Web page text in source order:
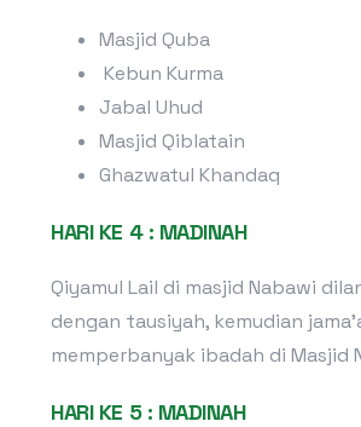
Masjid Quba
Kebun Kurma
Jabal Uhud
Masjid Qiblatain
Ghazwatul Khandaq
HARI KE 4 : MADINAH
Qiyamul Lail di masjid Nabawi
dengan tausiyah, kemudian
memperbanyak ibadah di Masjid
HARI KE 5 : MADINAH